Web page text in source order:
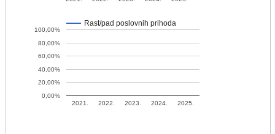
Rast/pad poslovnih prihoda
2021. 2022. 2023. 2024. 2025.
0,00%
20,00%
40,00%
60,00%
80,00%
100,00%